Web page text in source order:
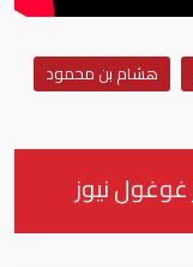
هشام بن محمود
غوغول نيوز